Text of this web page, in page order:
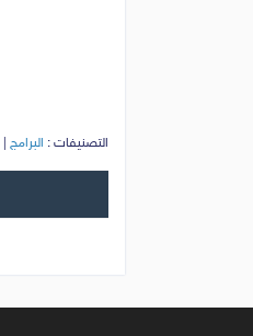
التصنيفات : البرامج